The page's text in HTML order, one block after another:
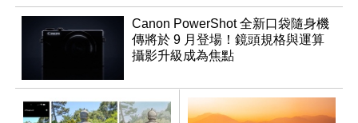
Canon PowerShot 全新口袋隨身機
傳將於 9 月登場！鏡頭規格與運算
攝影升級成為焦點